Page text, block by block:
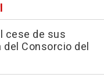
cese de sus
Consorcio del